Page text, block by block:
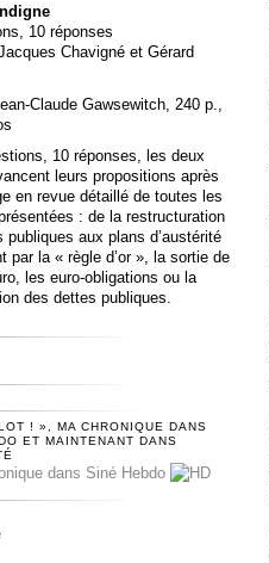
10 réponses
Chavigné et Gérard
Claude Gawsewitch, 240 p.,
10 réponses, les deux
leurs propositions après
en revue détaillé de toutes les
: de la restructuration
publiques aux plans d’austérité
par la « règle d’or », la sortie de
les euro-obligations ou la
des dettes publiques.
! », MA CHRONIQUE DANS
ET MAINTENANT DANS